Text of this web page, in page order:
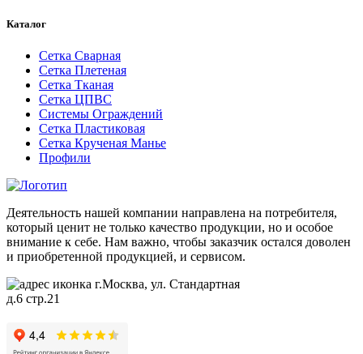
Каталог
Сетка Сварная
Сетка Плетеная
Сетка Тканая
Сетка ЦПВС
Системы Ограждений
Сетка Пластиковая
Сетка Крученая Манье
Профили
Деятельность нашей компании направлена на потребителя,
который ценит не только качество продукции, но и особое
внимание к себе. Нам важно, чтобы заказчик остался доволен
и приобретенной продукцией, и сервисом.
г.Москва, ул. Стандартная
д.6 стр.21